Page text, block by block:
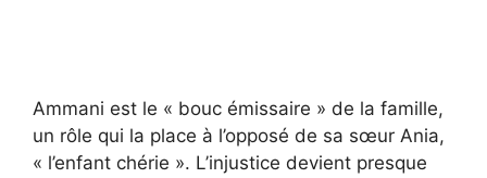
Ammani est le « bouc émissaire » de la famille,
un rôle qui la place à l’opposé de sa sœur Ania,
« l’enfant chérie ». L’injustice devient presque